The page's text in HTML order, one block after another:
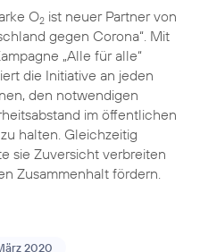
O2ist neuer Partner von
gegen Corona“. Mit
„Alle für alle“
die Initiative an jeden
den notwendigen
im öffentlichen
halten. Gleichzeitig
sie Zuversicht verbreiten
Zusammenhalt fördern.
2020